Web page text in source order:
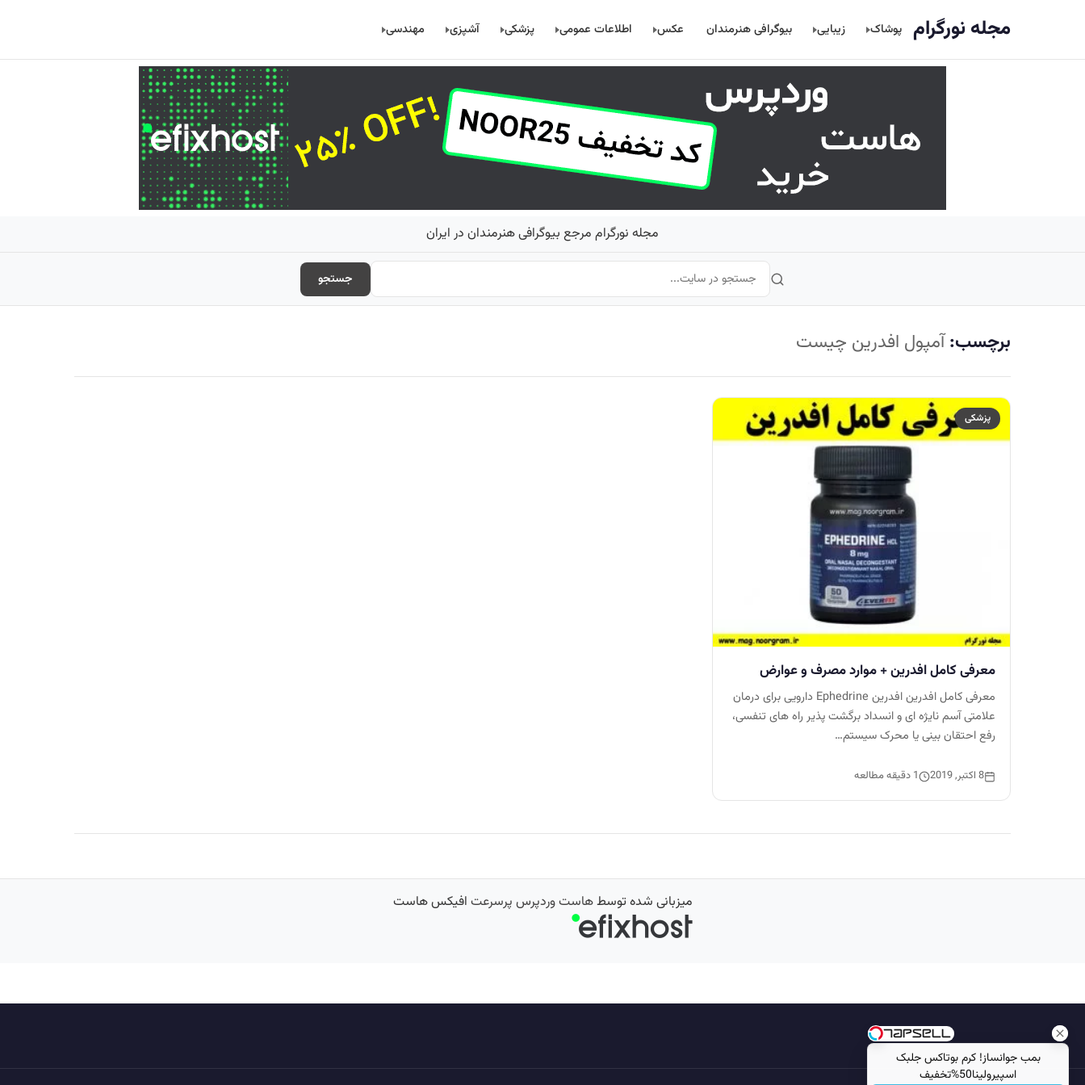
Image failed to load
بمب جوانساز! کرم بوتاکس جلبک
اسپیرولینا50%تخفیف
مجله نورگرام پوشاک زیبایی بیوگرافی هنرمندان عکس اطلاعات عمومی پزشکی آشپزی مهندسی
مجله نورگرام مرجع بیوگرافی هنرمندان در ایران
جستجو
برچسب:آمپول افدرین چیست
پزشکی
معرفی کامل افدرین + موارد مصرف و عوارض
معرفی کامل افدرین افدرین Ephedrine دارویی برای درمان
علامتی آسم نایژه ای و انسداد برگشت پذیر راه های تنفسی،
رفع احتقان بینی یا محرک سیستم…
8 اکتبر, 2019 1 دقیقه مطالعه
میزبانی شده توسطهاست وردپرس پرسرعت افیکس هاست